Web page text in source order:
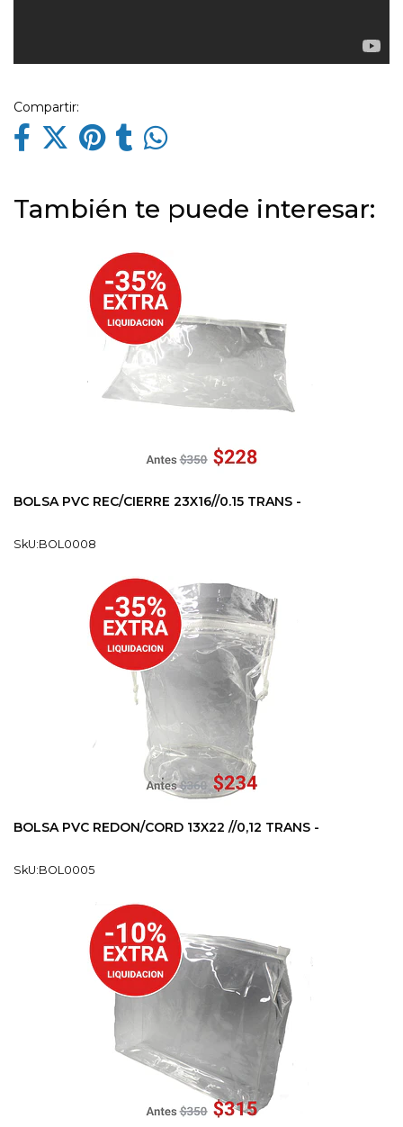
Compartir:
También te puede interesar:
BOLSA PVC REC/CIERRE 23X16//0.15 TRANS -
SkU:BOL0008
BOLSA PVC REDON/CORD 13X22 //0,12 TRANS -
SkU:BOL0005